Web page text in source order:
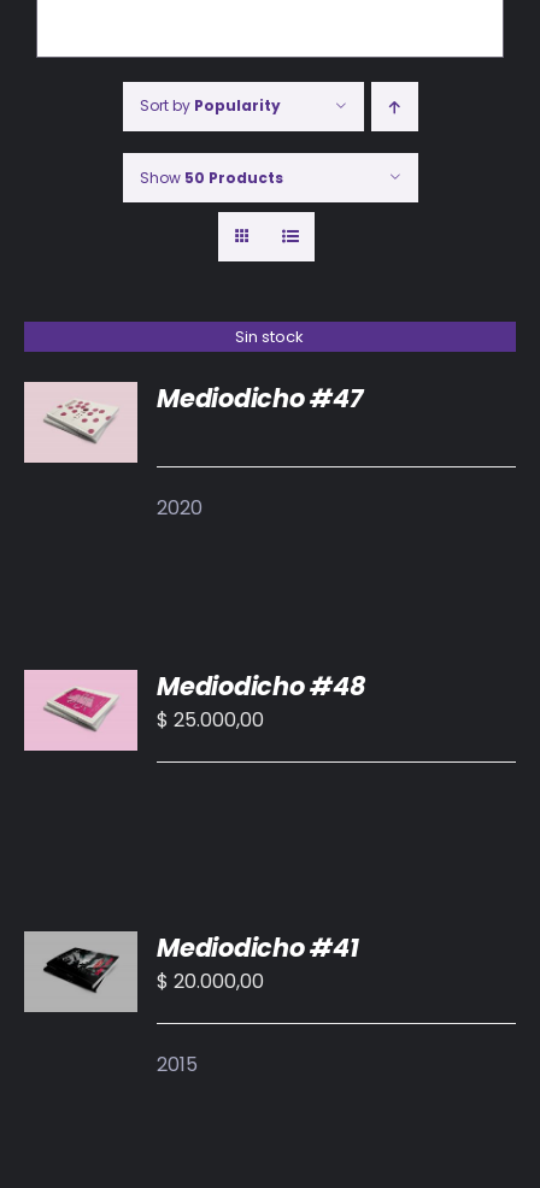
Sort by Popularity
Show 50 Products
Sin stock
DETALLES
Mediodicho #47
2020
AL
CARRITO
/
Mediodicho #48
$ 25.000,00
AL
CARRITO
/
Mediodicho #41
$ 20.000,00
2015